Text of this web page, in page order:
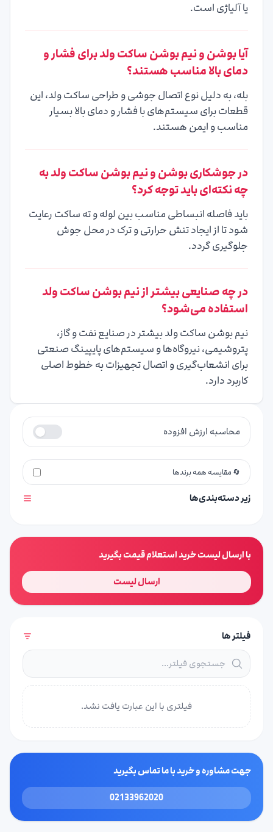
یا آلیاژی است.
آیا بوشن و نیم بوشن ساکت ولد برای فشار و
دمای بالا مناسب هستند؟
بله، به دلیل نوع اتصال جوشی و طراحی ساکت ولد، این
قطعات برای سیستم‌های با فشار و دمای بالا بسیار
مناسب و ایمن هستند.
در جوشکاری بوشن و نیم بوشن ساکت ولد به
چه نکته‌ای باید توجه کرد؟
باید فاصله انبساطی مناسب بین لوله و ته ساکت رعایت
شود تا از ایجاد تنش حرارتی و ترک در محل جوش
جلوگیری گردد.
در چه صنایعی بیشتر از نیم بوشن ساکت ولد
استفاده می‌شود؟
نیم بوشن ساکت ولد بیشتر در صنایع نفت و گاز،
پتروشیمی، نیروگاه‌ها و سیستم‌های پایپینگ صنعتی
برای انشعاب‌گیری و اتصال تجهیزات به خطوط اصلی
کاربرد دارد.
محاسبه ارزش افزوده
🔄 مقایسه همه برندها
زیر دسته‌بندی‌ها
با ارسال لیست خرید استعلام قیمت بگیرید
ارسال لیست
فیلتر ها
فیلتری با این عبارت یافت نشد.
جهت مشاوره و خرید با ما تماس بگیرید
02133962020